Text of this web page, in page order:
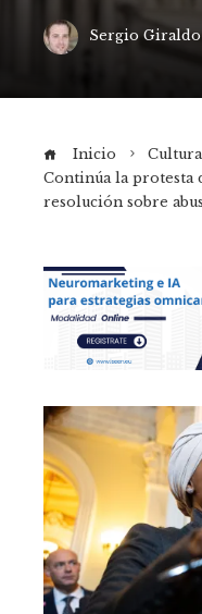
Sergio Giraldo
Inicio
Continúa la protesta
resolución sobre